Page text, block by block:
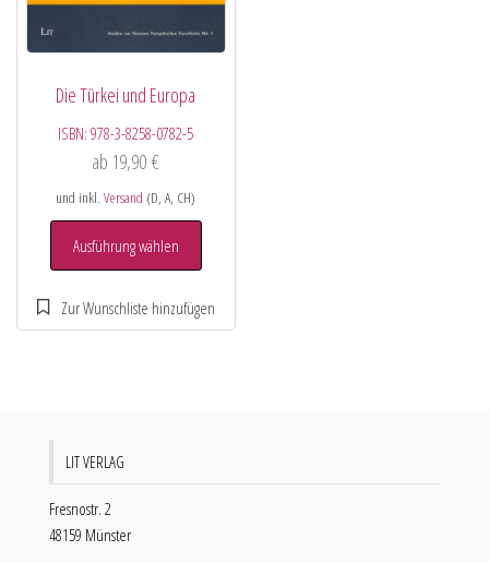
Die Türkei und Europa
ISBN:978-3-8258-0782-5
ab 19,90€
und inkl.Versand (D, A, CH)
Ausführung wählen
LIT VERLAG
Fresnostr. 2
48159 Münster